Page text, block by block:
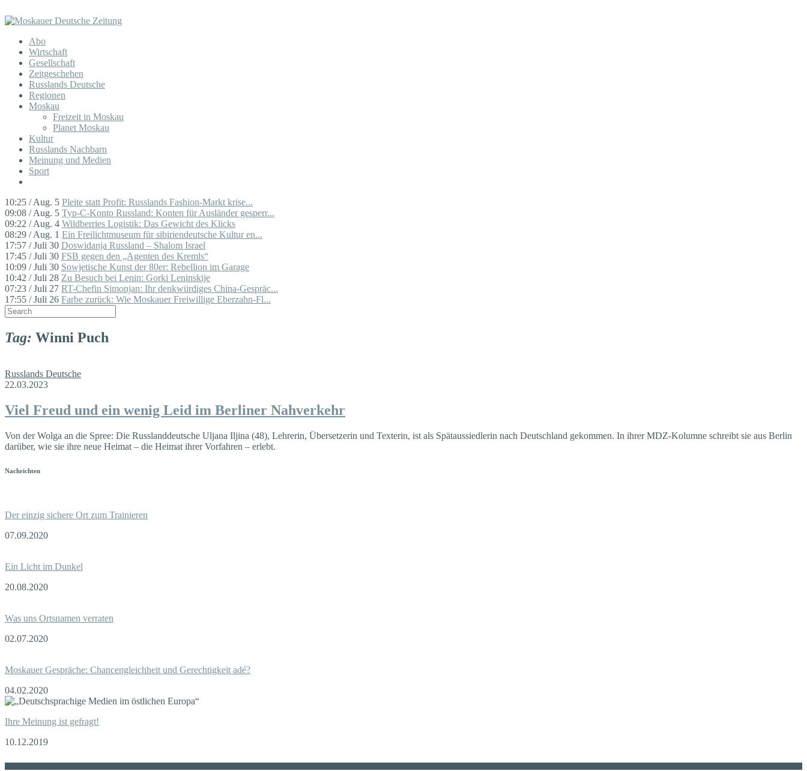
Abo
Wirtschaft
Gesellschaft
Zeitgeschehen
Russlands Deutsche
Regionen
Moskau
Freizeit in Moskau
Planet Moskau
Kultur
Russlands Nachbarn
Meinung und Medien
Sport
10:25 / Aug. 5 Pleite statt Profit: Russlands Fashion-Markt krise...
09:08 / Aug. 5 Typ-C-Konto Russland: Konten für Ausländer gesperr...
09:22 / Aug. 4 Wildberries Logistik: Das Gewicht des Klicks
08:29 / Aug. 1 Ein Freilichtmuseum für sibiriendeutsche Kultur en...
17:57 / Juli 30 Doswidanja Russland – Shalom Israel
17:45 / Juli 30 FSB gegen den „Agenten des Kremls“
10:09 / Juli 30 Sowjetische Kunst der 80er: Rebellion im Garage
10:42 / Juli 28 Zu Besuch bei Lenin: Gorki Leninskije
07:23 / Juli 27 RT-Chefin Simonjan: Ihr denkwürdiges China-Gespräc...
17:55 / Juli 26 Farbe zurück: Wie Moskauer Freiwillige Eberzahn-Fl...
Tag: Winni Puch
Russlands Deutsche
22.03.2023
Viel Freud und ein wenig Leid im Berliner Nahverkehr
Von der Wolga an die Spree: Die Russlanddeutsche Uljana Iljina (48), Lehrerin, Übersetzerin und Texterin, ist als Spätaussiedlerin nach Deutschland gekommen. In ihrer MDZ-Kolumne schreibt sie aus Berlin
darüber, wie sie ihre neue Heimat – die Heimat ihrer Vorfahren – erlebt.
Nachrichten
Der einzig sichere Ort zum Trainieren
07.09.2020
Ein Licht im Dunkel
20.08.2020
Was uns Ortsnamen verraten
02.07.2020
Moskauer Gespräche: Chancengleichheit und Gerechtigkeit adé?
04.02.2020
Ihre Meinung ist gefragt!
10.12.2019